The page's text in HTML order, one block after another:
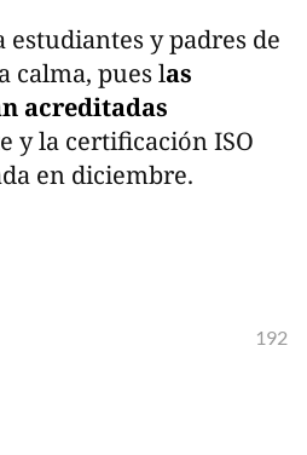
y padres de
calma, pues las
acreditadas
y la certificación ISO
en diciembre.
192